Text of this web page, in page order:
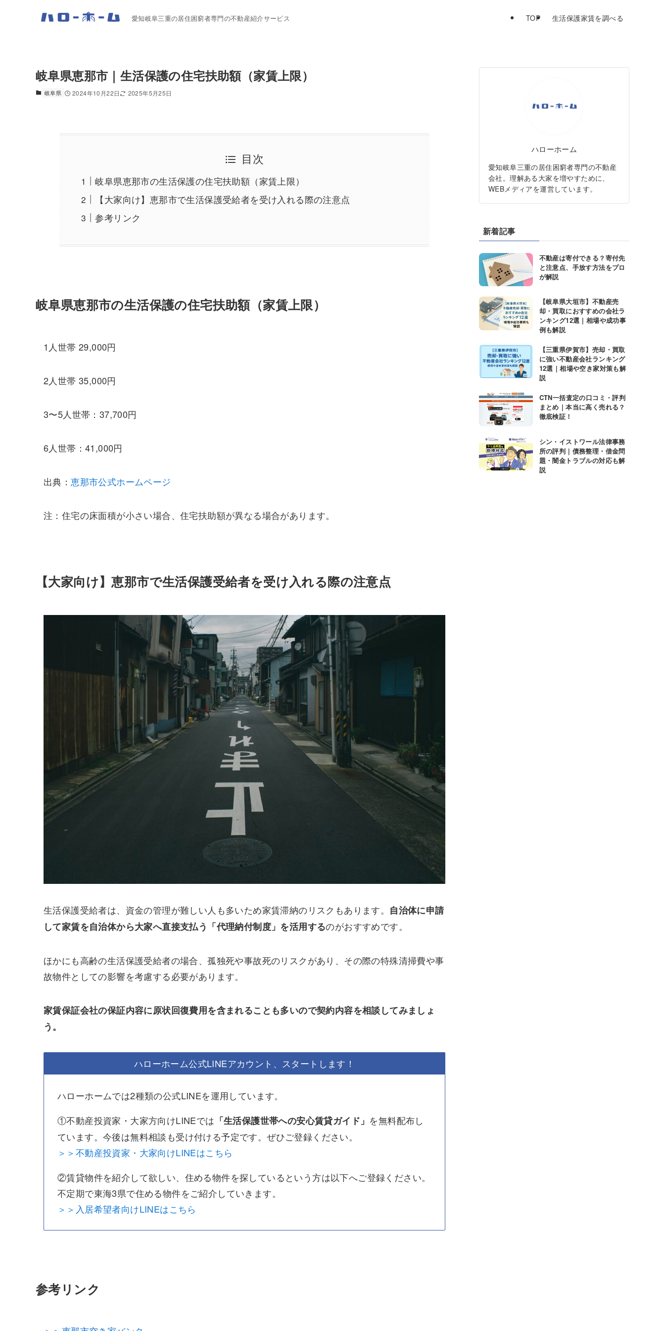
愛知岐阜三重の居住困窮者専門の不動産紹介サービス TOP 生活保護家賃を調べる
岐阜県恵那市｜生活保護の住宅扶助額（家賃上限）
岐阜県 2024年10月22日 2025年5月25日
目次
岐阜県恵那市の生活保護の住宅扶助額（家賃上限）
【大家向け】恵那市で生活保護受給者を受け入れる際の注意点
参考リンク
岐阜県恵那市の生活保護の住宅扶助額（家賃上限）
1人世帯 29,000円
2人世帯 35,000円
3〜5人世帯：37,700円
6人世帯：41,000円
出典：恵那市公式ホームページ
注：住宅の床面積が小さい場合、住宅扶助額が異なる場合があります。
【大家向け】恵那市で生活保護受給者を受け入れる際の注意点
生活保護受給者は、資金の管理が難しい人も多いため家賃滞納のリスクもあります。 自治体に申請
して家賃を自治体から大家へ直接支払う「代理納付制度」を活用するのがおすすめです。
ほかにも高齢の生活保護受給者の場合、孤独死や事故死のリスクがあり、その際の特殊清掃費や事
故物件としての影響を考慮する必要があります。
家賃保証会社の保証内容に原状回復費用を含まれることも多いので契約内容を相談してみましょ
う。
ハローホーム公式LINEアカウント、スタートします！
ハローホームでは2種類の公式LINEを運用しています。
①不動産投資家・大家方向けLINEでは 「生活保護世帯への安心賃貸ガイド」 を無料配布し
ています。今後は無料相談も受け付ける予定です。ぜひご登録ください。
＞＞不動産投資家・大家向けLINEはこちら
②賃貸物件を紹介して欲しい、住める物件を探しているという方は以下へご登録ください。
不定期で東海3県で住める物件をご紹介していきます。
＞＞入居希望者向けLINEはこちら
参考リンク
ハローホーム
愛知岐阜三重の居住困窮者専門の不動産
会社。理解ある大家を増やすために、
WEBメディアを運営しています。
新着記事
不動産は寄付できる？寄付先
と注意点、手放す方法をプロ
が解説
【岐阜県大垣市】不動産売
却・買取におすすめの会社ラ
ンキング12選｜相場や成功事
例も解説
【三重県伊賀市】売却・買取
に強い不動産会社ランキング
12選｜相場や空き家対策も解
説
CTN一括査定の口コミ・評判
まとめ｜本当に高く売れる？
徹底検証！
シン・イストワール法律事務
所の評判｜債務整理・借金問
題・闇金トラブルの対応も解
説